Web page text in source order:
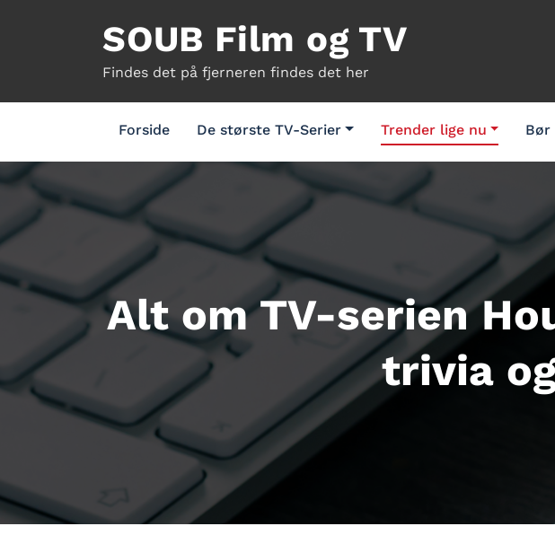
SOUB Film og TV
Findes det på fjerneren findes det her
Forside De største TV-Serier Trender lige nu Bør
Alt om TV-serien
trivia